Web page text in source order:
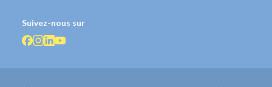
Suivez-nous sur